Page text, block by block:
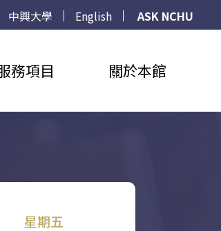
中興大學 English
ASK NCHU
務項目 關於本館
星期五